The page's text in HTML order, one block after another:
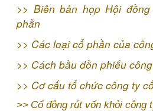
>> Biên bản họp Hội
phần
>> Các loại cổ phần của
>> Cách bầu dồn phiếu
>> Cơ cấu tổ chức công ty
>> Cổ đông rút vốn khỏi công